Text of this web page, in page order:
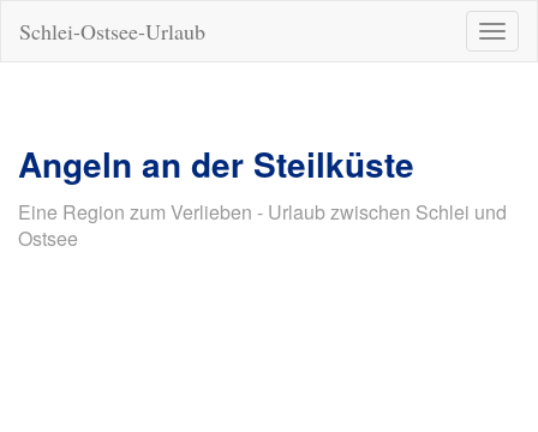
ein-/
Schlei-Ostsee-Urlaub
Angeln an der Steilküste
Eine Region zum Verlieben - Urlaub zwischen Schlei und
Ostsee